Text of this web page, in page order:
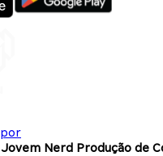
por
Jovem Nerd Produção de